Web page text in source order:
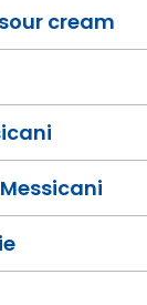
cream